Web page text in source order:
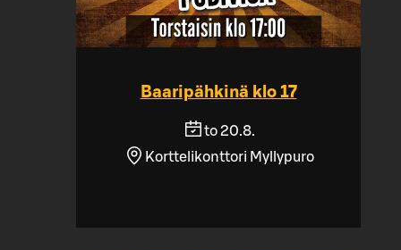
Baaripähkinä klo 17
to 20.8.
Korttelikonttori Myllypuro